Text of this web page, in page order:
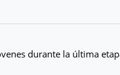
durante la última